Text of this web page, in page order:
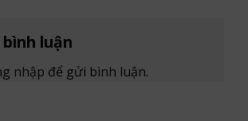
luận
nhập để gửi bình luận.